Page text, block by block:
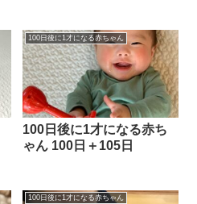
100日後に1才になる赤ちゃん
100日後に1才になる赤ち
ゃん 100日＋105日
100日後に1才になる赤ちゃん